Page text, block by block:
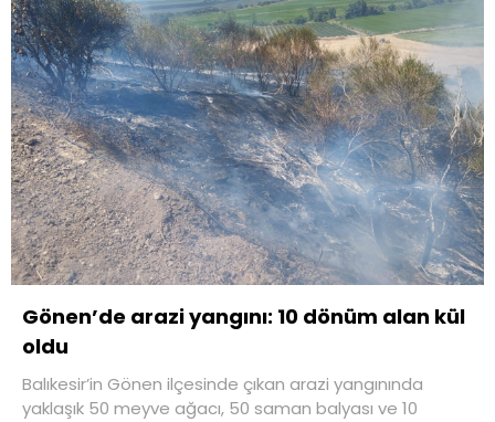
Gönen’de arazi yangını: 10 dönüm alan kül
oldu
Balıkesir’in Gönen ilçesinde çıkan arazi yangınında
yaklaşık 50 meyve ağacı, 50 saman balyası ve 10